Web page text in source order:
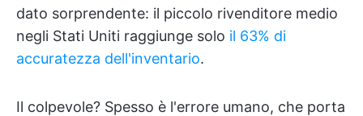
dato sorprendente: il piccolo rivenditore medio
negli Stati Uniti raggiunge solo il 63% di
accuratezza dell'inventario.
Il colpevole? Spesso è l'errore umano, che porta